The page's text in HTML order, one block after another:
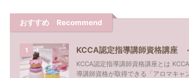
おすすめ Recommend
1 KCCA認定指導講師資格講座
KCCA認定指導講師資格講座とは
導講師資格が取得できる「アロマキャ